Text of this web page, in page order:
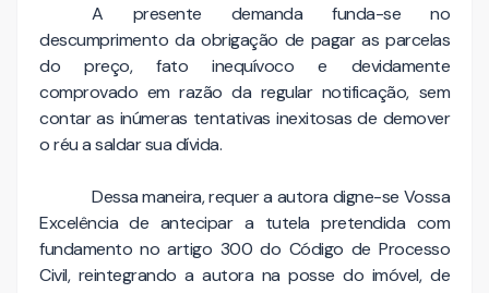
A presente demanda funda-se no
descumprimento da obrigação de pagar as parcelas
do preço, fato inequívoco e devidamente
comprovado em razão da regular notificação, sem
contar as inúmeras tentativas inexitosas de demover
o réu a saldar sua dívida.
Dessa maneira, requer a autora digne-se Vossa
Excelência de antecipar a tutela pretendida com
fundamento no artigo 300 do Código de Processo
Civil, reintegrando a autora na posse do imóvel, de